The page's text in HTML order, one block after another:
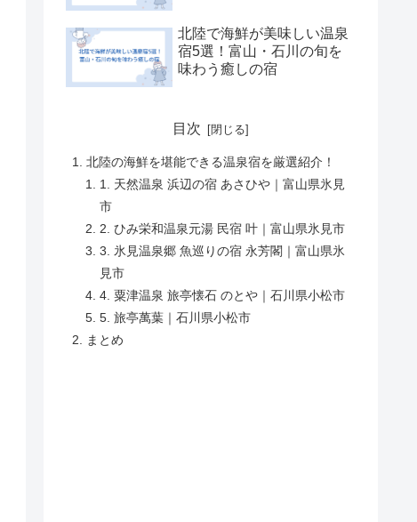
北陸で海鮮が美味しい温泉
宿5選！富山・石川の旬を
味わう癒しの宿
目次
北陸の海鮮を堪能できる温泉宿を厳選紹介！
1. 天然温泉 浜辺の宿 あさひや｜富山県氷見
市
2. ひみ栄和温泉元湯 民宿 叶｜富山県氷見市
3. 氷見温泉郷 魚巡りの宿 永芳閣｜富山県氷
見市
4. 粟津温泉 旅亭懐石 のとや｜石川県小松市
5. 旅亭萬葉｜石川県小松市
まとめ